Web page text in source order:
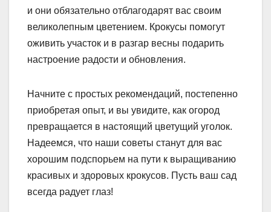
и они обязательно отблагодарят вас своим
великолепным цветением. Крокусы помогут
оживить участок и в разгар весны подарить
настроение радости и обновления.
Начните с простых рекомендаций, постепенно
приобретая опыт, и вы увидите, как огород
превращается в настоящий цветущий уголок.
Надеемся, что наши советы станут для вас
хорошим подспорьем на пути к выращиванию
красивых и здоровых крокусов. Пусть ваш сад
всегда радует глаз!